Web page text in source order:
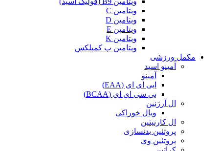
ویتامین C
ویتامین D
ویتامین E
ویتامین K
ویتامین ب کمپلکس
مکمل ورزشی
آمینو اسید
آمینو
ایی ای ای (EAA)
بی سی ای ای (BCAA)
ال آرژنین
ویال خوراکی
ال کارنیتین
پروتئین بدنسازی
پروتئین وی